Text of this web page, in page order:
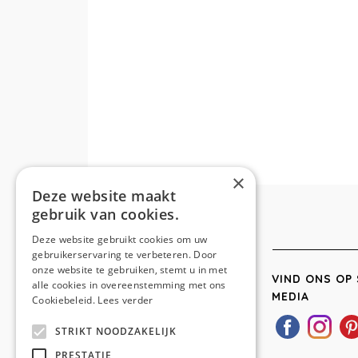
VIND ONS OP
MEDIA
×
Deze website maakt
gebruik van cookies.
Deze website gebruikt cookies om uw
gebruikerservaring te verbeteren. Door
onze website te gebruiken, stemt u in met
alle cookies in overeenstemming met ons
Cookiebeleid. Lees verder
STRIKT NOODZAKELIJK
PRESTATIE